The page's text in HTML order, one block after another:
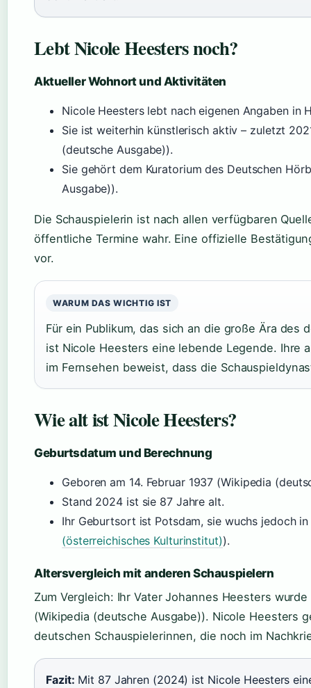
Lebt Nicole Heesters noch?
Aktueller Wohnort und Aktivitäten
Nicole Heesters lebt nach eigenen Angaben in
Sie ist weiterhin künstlerisch aktiv – zuletzt
(deutsche Ausgabe)).
Sie gehört dem Kuratorium des Deutschen
Ausgabe)).
Die Schauspielerin ist nach allen verfügbaren
öffentliche Termine wahr. Eine offizielle
vor.
WARUM DAS WICHTIG IST
Für ein Publikum, das sich an die große Ära
ist Nicole Heesters eine lebende Legende. Ihre
im Fernsehen beweist, dass die
Wie alt ist Nicole Heesters?
Geburtsdatum und Berechnung
Geboren am 14. Februar 1937 (Wikipedia
Stand 2024 ist sie 87 Jahre alt.
Ihr Geburtsort ist Potsdam, sie wuchs jedoch
(österreichisches Kulturinstitut)).
Altersvergleich mit anderen Schauspielern
Zum Vergleich: Ihr Vater Johannes Heesters
(Wikipedia (deutsche Ausgabe)). Nicole Heesters
deutschen Schauspielerinnen, die noch im
Fazit: Mit 87 Jahren (2024) ist Nicole Heesters